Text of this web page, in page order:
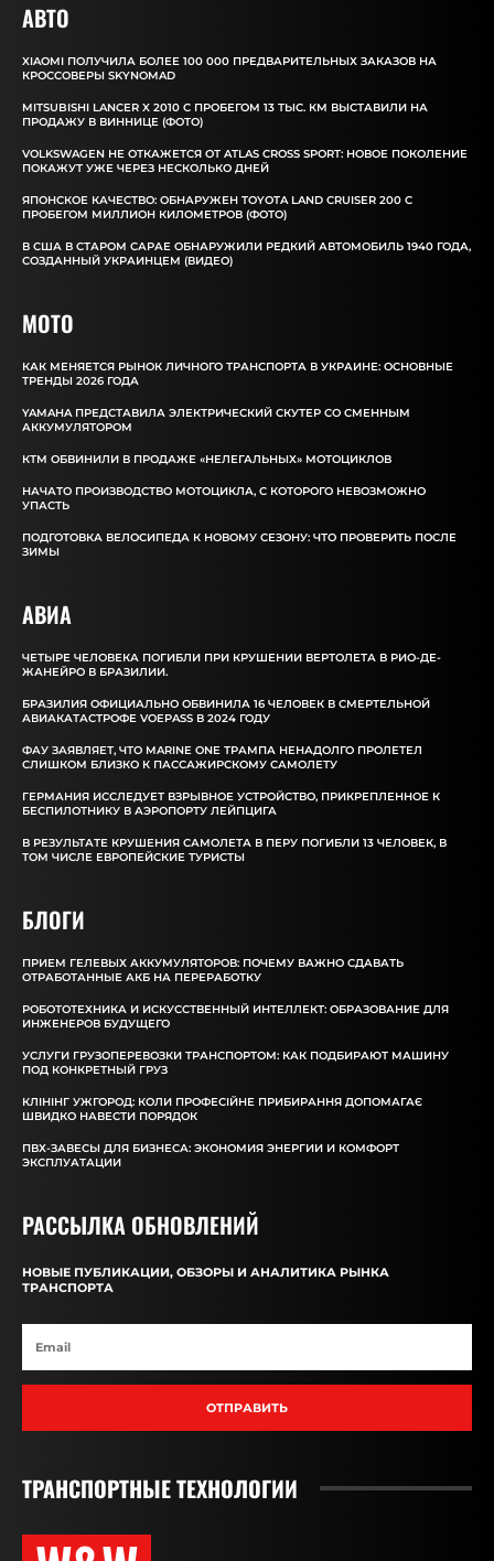
АВТО
XIAOMI ПОЛУЧИЛА БОЛЕЕ 100 000 ПРЕДВАРИТЕЛЬНЫХ ЗАКАЗОВ НА
КРОССОВЕРЫ SKYNOMAD
MITSUBISHI LANCER X 2010 С ПРОБЕГОМ 13 ТЫС. КМ ВЫСТАВИЛИ НА
ПРОДАЖУ В ВИННИЦЕ (ФОТО)
VOLKSWAGEN НЕ ОТКАЖЕТСЯ ОТ ATLAS CROSS SPORT: НОВОЕ ПОКОЛЕНИЕ
ПОКАЖУТ УЖЕ ЧЕРЕЗ НЕСКОЛЬКО ДНЕЙ
ЯПОНСКОЕ КАЧЕСТВО: ОБНАРУЖЕН TOYOTA LAND CRUISER 200 С
ПРОБЕГОМ МИЛЛИОН КИЛОМЕТРОВ (ФОТО)
В США В СТАРОМ САРАЕ ОБНАРУЖИЛИ РЕДКИЙ АВТОМОБИЛЬ 1940 ГОДА,
СОЗДАННЫЙ УКРАИНЦЕМ (ВИДЕО)
MOTO
КАК МЕНЯЕТСЯ РЫНОК ЛИЧНОГО ТРАНСПОРТА В УКРАИНЕ: ОСНОВНЫЕ
ТРЕНДЫ 2026 ГОДА
YAMAHA ПРЕДСТАВИЛА ЭЛЕКТРИЧЕСКИЙ СКУТЕР СО СМЕННЫМ
АККУМУЛЯТОРОМ
КТМ ОБВИНИЛИ В ПРОДАЖЕ «НЕЛЕГАЛЬНЫХ» МОТОЦИКЛОВ
НАЧАТО ПРОИЗВОДСТВО МОТОЦИКЛА, С КОТОРОГО НЕВОЗМОЖНО
УПАСТЬ
ПОДГОТОВКА ВЕЛОСИПЕДА К НОВОМУ СЕЗОНУ: ЧТО ПРОВЕРИТЬ ПОСЛЕ
ЗИМЫ
АВИА
ЧЕТЫРЕ ЧЕЛОВЕКА ПОГИБЛИ ПРИ КРУШЕНИИ ВЕРТОЛЕТА В РИО-ДЕ-
ЖАНЕЙРО В БРАЗИЛИИ.
БРАЗИЛИЯ ОФИЦИАЛЬНО ОБВИНИЛА 16 ЧЕЛОВЕК В СМЕРТЕЛЬНОЙ
АВИАКАТАСТРОФЕ VOEPASS В 2024 ГОДУ
ФАУ ЗАЯВЛЯЕТ, ЧТО MARINE ONE ТРАМПА НЕНАДОЛГО ПРОЛЕТЕЛ
СЛИШКОМ БЛИЗКО К ПАССАЖИРСКОМУ САМОЛЕТУ
ГЕРМАНИЯ ИССЛЕДУЕТ ВЗРЫВНОЕ УСТРОЙСТВО, ПРИКРЕПЛЕННОЕ К
БЕСПИЛОТНИКУ В АЭРОПОРТУ ЛЕЙПЦИГА
В РЕЗУЛЬТАТЕ КРУШЕНИЯ САМОЛЕТА В ПЕРУ ПОГИБЛИ 13 ЧЕЛОВЕК, В
ТОМ ЧИСЛЕ ЕВРОПЕЙСКИЕ ТУРИСТЫ
БЛОГИ
ПРИЕМ ГЕЛЕВЫХ АККУМУЛЯТОРОВ: ПОЧЕМУ ВАЖНО СДАВАТЬ
ОТРАБОТАННЫЕ АКБ НА ПЕРЕРАБОТКУ
РОБОТОТЕХНИКА И ИСКУССТВЕННЫЙ ИНТЕЛЛЕКТ: ОБРАЗОВАНИЕ ДЛЯ
ИНЖЕНЕРОВ БУДУЩЕГО
УСЛУГИ ГРУЗОПЕРЕВОЗКИ ТРАНСПОРТОМ: КАК ПОДБИРАЮТ МАШИНУ
ПОД КОНКРЕТНЫЙ ГРУЗ
КЛІНІНГ УЖГОРОД: КОЛИ ПРОФЕСІЙНЕ ПРИБИРАННЯ ДОПОМАГАЄ
ШВИДКО НАВЕСТИ ПОРЯДОК
ПВХ-ЗАВЕСЫ ДЛЯ БИЗНЕСА: ЭКОНОМИЯ ЭНЕРГИИ И КОМФОРТ
ЭКСПЛУАТАЦИИ
РАССЫЛКА ОБНОВЛЕНИЙ
НОВЫЕ ПУБЛИКАЦИИ, ОБЗОРЫ И АНАЛИТИКА РЫНКА
ТРАНСПОРТА
ОТПРАВИТЬ
ТРАНСПОРТНЫЕ ТЕХНОЛОГИИ